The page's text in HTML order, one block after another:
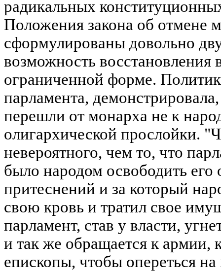
радикальных
Положения закона об отмене
сформулированы довольно
возможность восстановления
ограниченной форме.
парламента,
перешли от монарха не к
олигархической прослойки.
невероятного, чем то, что
было народом освободить его
притеснений и за который
свою кровь и тратил свое
парламент, став у власти,
и так же обращается к армии,
епископы, чтобы опереться на